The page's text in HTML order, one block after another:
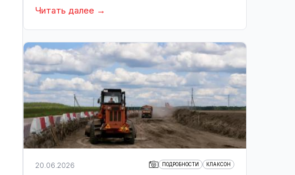
Читать далее
20.06.2026 ПОДРОБНОСТИ КЛАКСОН